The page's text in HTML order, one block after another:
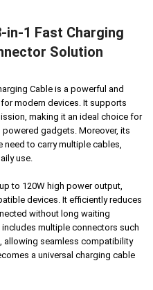
in-1 Fast Charging
Solution
Cable is a powerful and
modern devices. It supports
making it an ideal choice for
gadgets. Moreover, its
to carry multiple cables,
use.
to 120W high power output,
devices. It efficiently reduces
without long waiting
multiple connectors such
allowing seamless compatibility
a universal charging cable